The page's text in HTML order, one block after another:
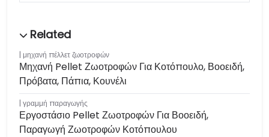
μηχανή πέλλετ ζωοτροφών
Μηχανή Pellet Ζωοτροφών Για Κοτόπουλο, Βοοειδή,
Πρόβατα, Πάπια, Κουνέλι
γραμμή παραγωγής
Εργοστάσιο Pellet Ζωοτροφών Για Βοοειδή,
Παραγωγή Ζωοτροφών Κοτόπουλου